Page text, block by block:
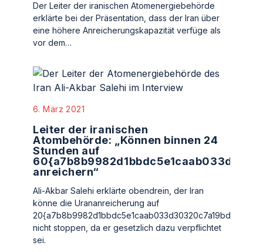
Der Leiter der iranischen Atomenergiebehörde
erklärte bei der Präsentation, dass der Iran über
eine höhere Anreicherungskapazität verfüge als
vor dem…
6. März 2021
Leiter der iranischen
Atombehörde: „Können binnen 24
Stunden auf
anreichern“
Ali-Akbar Salehi erklärte obendrein, der Iran
könne die Urananreicherung auf
nicht stoppen, da er gesetzlich dazu verpflichtet
sei.